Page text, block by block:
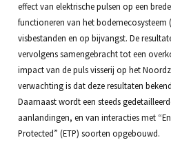
effect van elektrische pulsen op een
functioneren van het
visbestanden en op bijvangst. De
vervolgens samengebracht tot een
impact van de puls visserij op het
verwachting is dat deze resultaten
Daarnaast wordt een steeds
aanlandingen, en van interacties met
Protected” (ETP) soorten opgebouwd.